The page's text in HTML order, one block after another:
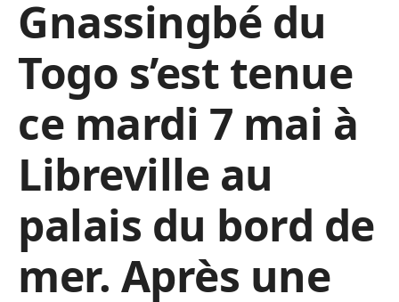
Gnassingbé du
Togo s’est tenue
ce mardi 7 mai à
Libreville au
palais du bord de
mer. Après une